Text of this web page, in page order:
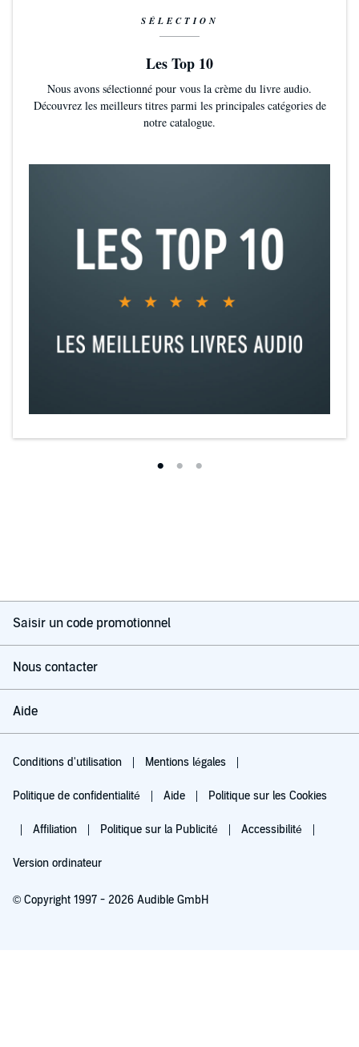
SÉLECTION
Les Top 10
Nous avons sélectionné pour vous la crème du livre audio.
Découvrez les meilleurs titres parmi les principales catégories de
notre catalogue.
Saisir un code promotionnel
Nous contacter
Aide
Conditions d'utilisation Mentions légales
Politique de confidentialité Aide Politique sur les Cookies
Affiliation Politique sur la Publicité Accessibilité
Version ordinateur
© Copyright 1997 - 2026 Audible GmbH